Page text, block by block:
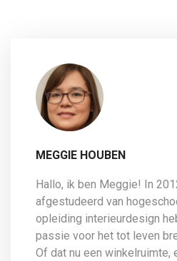
MEGGIE HOUBEN
Hallo, ik ben Meggie! In
afgestudeerd van
opleiding interieurdesign
passie voor het tot leven
Of dat nu een winkelruimte,